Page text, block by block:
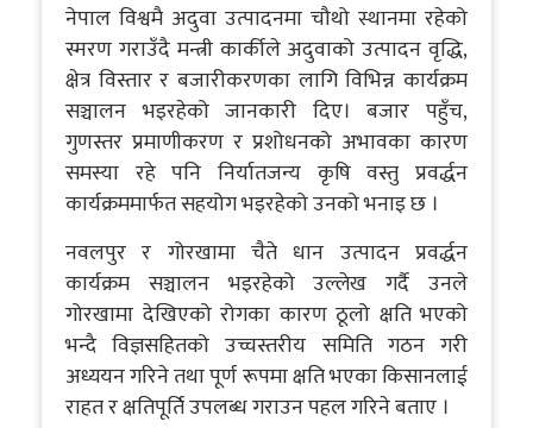
नेपाल विश्वमै अदुवा उत्पादनमा चौथो स्थानमा रहेको
स्मरण गराउँदै मन्त्री कार्कीले अदुवाको उत्पादन वृद्धि,
क्षेत्र विस्तार र बजारीकरणका लागि विभिन्न कार्यक्रम
सञ्चालन भइरहेको जानकारी दिए। बजार पहुँच,
गुणस्तर प्रमाणीकरण र प्रशोधनको अभावका कारण
समस्या रहे पनि निर्यातजन्य कृषि वस्तु प्रवर्द्धन
कार्यक्रममार्फत सहयोग भइरहेको उनको भनाइ छ ।
नवलपुर र गोरखामा चैते धान उत्पादन प्रवर्द्धन
कार्यक्रम सञ्चालन भइरहेको उल्लेख गर्दै उनले
गोरखामा देखिएको रोगका कारण ठूलो क्षति भएको
भन्दै विज्ञसहितको उच्चस्तरीय समिति गठन गरी
अध्ययन गरिने तथा पूर्ण रूपमा क्षति भएका किसानलाई
राहत र क्षतिपूर्ति उपलब्ध गराउन पहल गरिने बताए ।